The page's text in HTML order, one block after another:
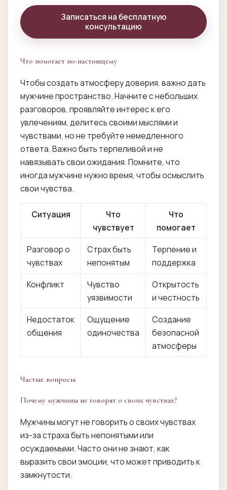
Записаться на бесплатную
консультацию
Что помогает по-настоящему
Чтобы создать атмосферу доверия, важно дать
мужчине пространство. Начните с небольших
разговоров, проявляйте интерес к его
увлечениям, делитесь своими мыслями и
чувствами, но не требуйте немедленного
ответа. Важно быть терпеливой и не
навязывать свои ожидания. Помните, что
иногда мужчине нужно время, чтобы осмыслить
свои чувства.
Ситуация
Что
чувствует
Что
помогает
Разговор о
чувствах
Страх быть
непонятым
Терпение и
поддержка
Конфликт
Чувство
уязвимости
Открытость
и честность
Недостаток
общения
Ощущение
одиночества
Создание
безопасной
атмосферы
Частые вопросы
Почему мужчины не говорят о своих чувствах?
Мужчины могут не говорить о своих чувствах
из-за страха быть непонятыми или
осуждаемыми. Часто они не знают, как
выразить свои эмоции, что может приводить к
замкнутости.